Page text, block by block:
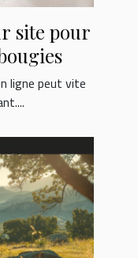
site pour
ligne peut vite